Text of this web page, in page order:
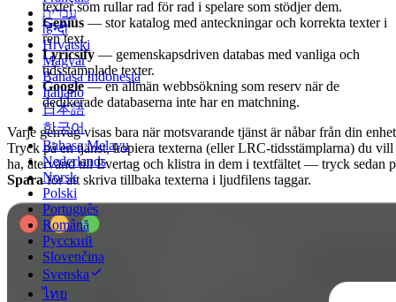
עברית
हिन्दी
Hrvatski
Magyar
Bahasa Indonesia
Italiano
日本語
한국어
Bahasa Melayu
Nederlands
Norsk
Polski
Português
Română
Русский
Slovenčina
Svenska
ไทย
texter som rullar rad för rad i spelare som stödjer dem.
Genius — stor katalog med anteckningar och korrekta texter i
ren text.
Lyricsify — gemenskapsdriven databas med vanliga och
tidsstämplade texter.
Google— en allmän webbsökning som reserv när de
dedikerade databaserna inte har en matchning.
Varje genväg visas bara när motsvarande tjänst är nåbar från din
Tryck på en tjänst, kopiera texterna (eller LRC-tidsstämplarna) du vill
ha, återvänd till Evertag och klistra in dem i textfältet — tryck sedan
Sparaför att skriva tillbaka texterna i ljudfilens taggar.